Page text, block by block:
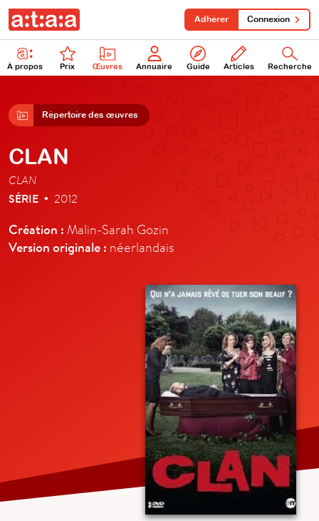
À propos Prix Œuvres Annuaire Guide Articles Recherche
Adhérer Connexion
Répertoire des œuvres
CLAN
CLAN
SÉRIE • 2012
Création : Malin-Sarah Gozin
Version originale : néerlandais